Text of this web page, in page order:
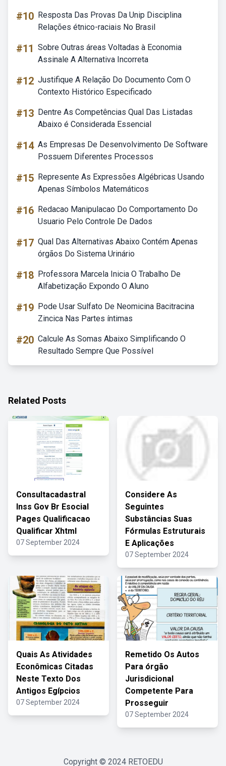
#10 Resposta Das Provas Da Unip Disciplina
Relações étnico-raciais No Brasil
#11 Sobre Outras áreas Voltadas à Economia
Assinale A Alternativa Incorreta
#12 Justifique A Relação Do Documento Com O
Contexto Histórico Especificado
#13 Dentre As Competências Qual Das Listadas
Abaixo é Considerada Essencial
#14 As Empresas De Desenvolvimento De Software
Possuem Diferentes Processos
#15 Represente As Expressões Algébricas Usando
Apenas Símbolos Matemáticos
#16 Redacao Manipulacao Do Comportamento Do
Usuario Pelo Controle De Dados
#17 Qual Das Alternativas Abaixo Contém Apenas
órgãos Do Sistema Urinário
#18 Professora Marcela Inicia O Trabalho De
Alfabetização Expondo O Aluno
#19 Pode Usar Sulfato De Neomicina Bacitracina
Zincica Nas Partes íntimas
#20 Calcule As Somas Abaixo Simplificando O
Resultado Sempre Que Possível
Related Posts
Consultacadastral
Inss Gov Br Esocial
Pages Qualificacao
Qualificar Xhtml
07 September 2024
Considere As
Seguintes
Substâncias Suas
Fórmulas Estruturais
E Aplicações
07 September 2024
Quais As Atividades
Econômicas Citadas
Neste Texto Dos
Antigos Egípcios
07 September 2024
Remetido Os Autos
Para órgão
Jurisdicional
Competente Para
Prosseguir
07 September 2024
Copyright © 2024 RETOEDU